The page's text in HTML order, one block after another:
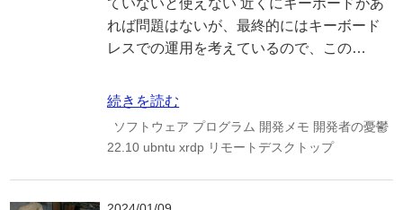
ていないと使えない 近くにキーボードがあ
れば問題はないが、最終的にはキーボード
レスでの運用を考えているので、この…
続きを読む
ソフトウェア プログラム 開発メモ 開発者の憂鬱
22.10 ubntu xrdp リモートデスクトップ